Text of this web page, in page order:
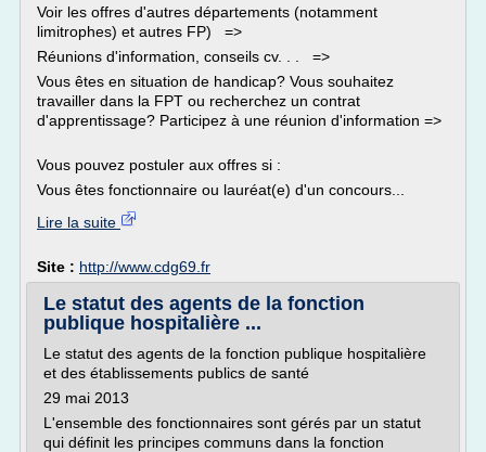
Voir les offres d'autres départements (notamment
limitrophes) et autres FP) =>
Réunions d'information, conseils cv. . . =>
Vous êtes en situation de handicap? Vous souhaitez
travailler dans la FPT ou recherchez un contrat
d'apprentissage? Participez à une réunion d'information =>
Vous pouvez postuler aux offres si :
Vous êtes fonctionnaire ou lauréat(e) d'un concours...
Lire la suite
Site : http://www.cdg69.fr
Le statut des agents de la fonction
publique hospitalière ...
Le statut des agents de la fonction publique hospitalière
et des établissements publics de santé
29 mai 2013
L'ensemble des fonctionnaires sont gérés par un statut
qui définit les principes communs dans la fonction